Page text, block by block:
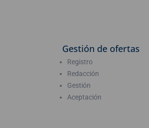
Gestión de ofertas
Registro
Redacción
Gestión
Aceptación